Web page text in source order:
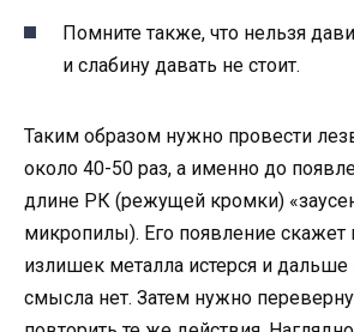
Помните также, что нельзя
и слабину давать не стоит.
Таким образом нужно провести
около 40-50 раз, а именно до
длине РК (режущей кромки)
микропилы). Его появление скажет
излишек металла истерся и
смысла нет. Затем нужно